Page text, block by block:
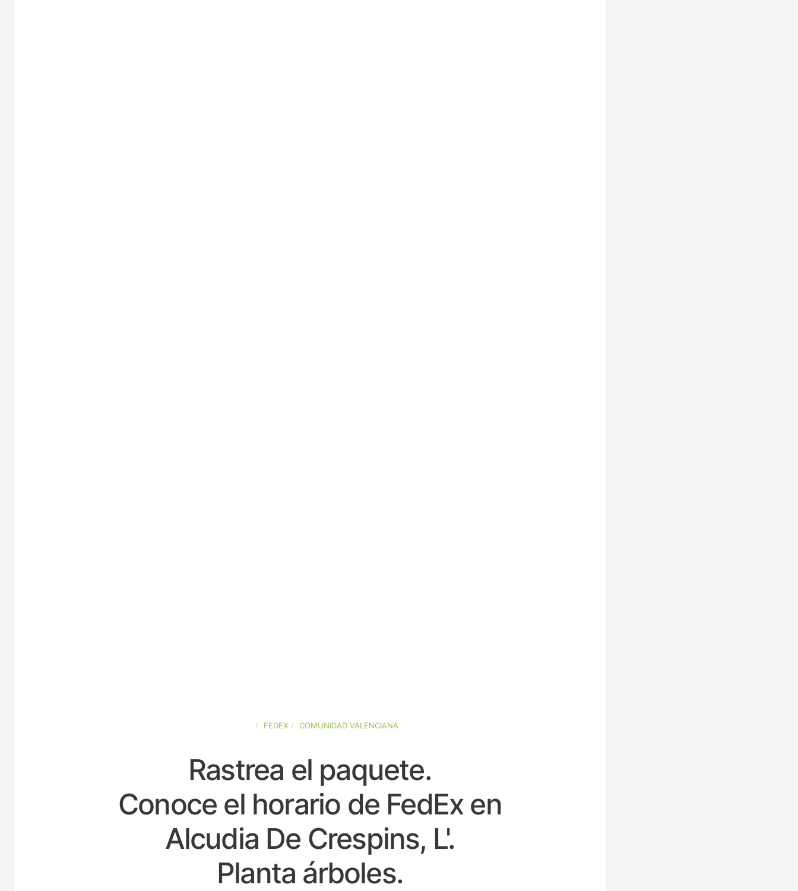
FEDEX COMUNIDAD VALENCIANA
Rastrea el paquete.
Conoce el horario de FedEx en
Alcudia De Crespins, L'.
Planta árboles.